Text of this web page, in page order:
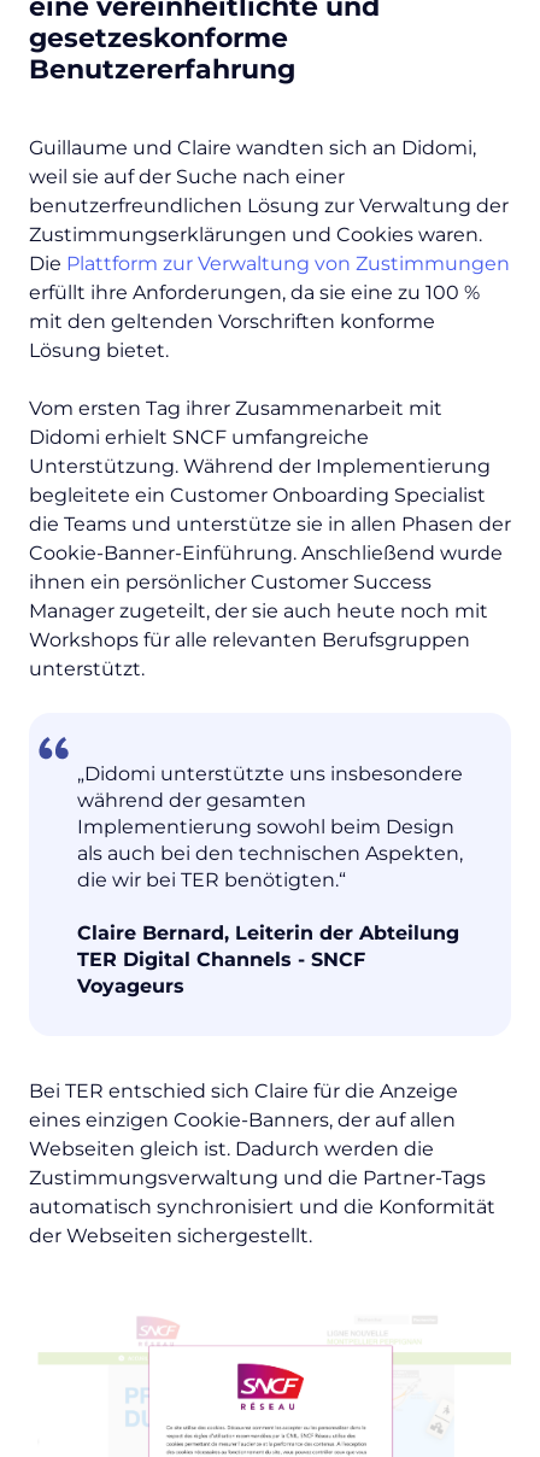
eine vereinheitlichte und
gesetzeskonforme
Benutzererfahrung
Guillaume und Claire wandten sich an Didomi,
weil sie auf der Suche nach einer
benutzerfreundlichen Lösung zur Verwaltung der
Zustimmungserklärungen und Cookies waren.
Die Plattform zur Verwaltung von Zustimmungen
erfüllt ihre Anforderungen, da sie eine zu 100 %
mit den geltenden Vorschriften konforme
Lösung bietet.
Vom ersten Tag ihrer Zusammenarbeit mit
Didomi erhielt SNCF umfangreiche
Unterstützung. Während der Implementierung
begleitete ein Customer Onboarding Specialist
die Teams und unterstütze sie in allen Phasen der
Cookie-Banner-Einführung. Anschließend wurde
ihnen ein persönlicher Customer Success
Manager zugeteilt, der sie auch heute noch mit
Workshops für alle relevanten Berufsgruppen
unterstützt.
„Didomi unterstützte uns insbesondere
während der gesamten
Implementierung sowohl beim Design
als auch bei den technischen Aspekten,
die wir bei TER benötigten.“
Claire Bernard, Leiterin der Abteilung
TER Digital Channels - SNCF
Voyageurs
Bei TER entschied sich Claire für die Anzeige
eines einzigen Cookie-Banners, der auf allen
Webseiten gleich ist. Dadurch werden die
Zustimmungsverwaltung und die Partner-Tags
automatisch synchronisiert und die Konformität
der Webseiten sichergestellt.